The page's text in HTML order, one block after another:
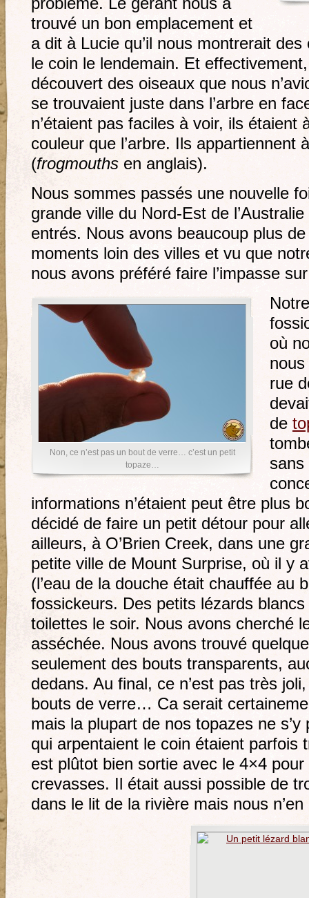
trouvé un bon emplacement et
a dit à Lucie qu’il nous montrerait
le coin le lendemain. Et
découvert des oiseaux que nous
se trouvaient juste dans l’arbre en
n’étaient pas faciles à voir, ils étaient
couleur que l’arbre. Ils appartiennent
(frogmouths en anglais).
Nous sommes passés une nouvelle
grande ville du Nord-Est de
entrés. Nous avons beaucoup plus
moments loin des villes et vu que
nous avons préféré faire l’impasse
Non, ce n’est pas un bout de verre… c’est un petit
topaze…
où
rue
de
sans
informations n’étaient peut être plus
décidé de faire un petit détour pour
ailleurs, à O’Brien Creek, dans une
petite ville de Mount Surprise, où il y
(l’eau de la douche était chauffée au
fossickeurs. Des petits lézards
toilettes le soir. Nous avons cherché
asséchée. Nous avons trouvé
seulement des bouts transparents,
dedans. Au final, ce n’est pas très
bouts de verre… Ca serait
mais la plupart de nos topazes ne
qui arpentaient le coin étaient parfois
est plûtot bien sortie avec le 4×4
crevasses. Il était aussi possible de
dans le lit de la rivière mais nous